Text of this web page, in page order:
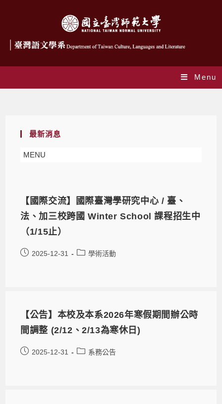
Menu
最新消息
MENU
【國際交流】國際臺灣學研究中心 / 臺、
法、加三校跨國 Winter School 課程招生中
（1/15止）
2025-12-31 學術活動
【公告】本校及本系2026年寒假期間辦公時
間調整 (2/12、2/13為寒休日)
2025-12-31 系務公告